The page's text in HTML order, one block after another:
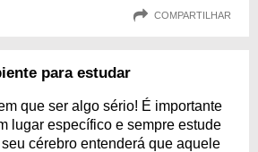
COMPARTILHAR
para estudar
que ser algo sério! É importante
lugar específico e sempre estude
cérebro entenderá que aquele